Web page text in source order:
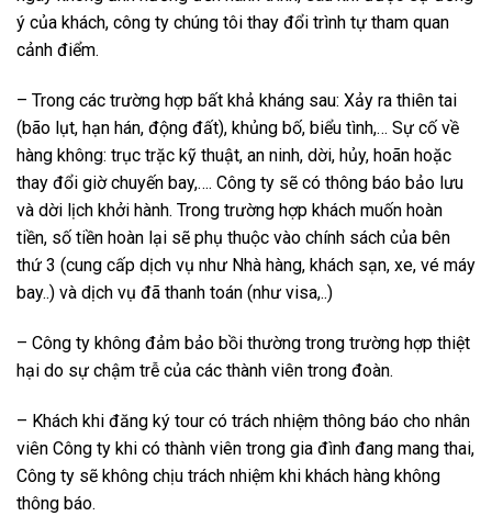
ý của khách, công ty chúng tôi thay đổi trình tự tham quan
cảnh điểm.
– Trong các trường hợp bất khả kháng sau: Xảy ra thiên tai
(bão lụt, hạn hán, động đất), khủng bố, biểu tình,… Sự cố về
hàng không: trục trặc kỹ thuật, an ninh, dời, hủy, hoãn hoặc
thay đổi giờ chuyến bay,…. Công ty sẽ có thông báo bảo lưu
và dời lịch khởi hành. Trong trường hợp khách muốn hoàn
tiền, số tiền hoàn lại sẽ phụ thuộc vào chính sách của bên
thứ 3 (cung cấp dịch vụ như Nhà hàng, khách sạn, xe, vé máy
bay..) và dịch vụ đã thanh toán (như visa,..)
– Công ty không đảm bảo bồi thường trong trường hợp thiệt
hại do sự chậm trễ của các thành viên trong đoàn.
– Khách khi đăng ký tour có trách nhiệm thông báo cho nhân
viên Công ty khi có thành viên trong gia đình đang mang thai,
Công ty sẽ không chịu trách nhiệm khi khách hàng không
thông báo.